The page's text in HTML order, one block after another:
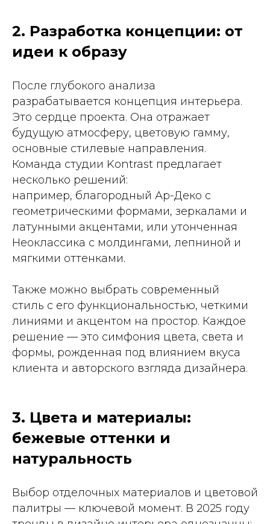
2. Разработка концепции: от
идеи к образу
После глубокого анализа
разрабатывается концепция интерьера.
Это сердце проекта. Она отражает
будущую атмосферу, цветовую гамму,
основные стилевые направления.
Команда студии Kontrast предлагает
несколько решений:
например, благородный Ар-Деко с
геометрическими формами, зеркалами и
латунными акцентами, или утонченная
Неоклассика с молдингами, лепниной и
мягкими оттенками.
Также можно выбрать современный
стиль с его функциональностью, четкими
линиями и акцентом на простор. Каждое
решение — это симфония цвета, света и
формы, рожденная под влиянием вкуса
клиента и авторского взгляда дизайнера.
3. Цвета и материалы:
бежевые оттенки и
натуральность
Выбор отделочных материалов и цветовой
палитры — ключевой момент. В 2025 году